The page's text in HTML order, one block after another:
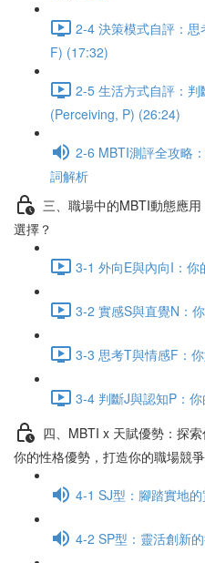
2-4 決策模式自評：
F) (17:32)
2-5 生活方式自評：
(Perceiving, P) (26:24)
2-6 MBTI測評全攻略
詞解析
三、職場中的MBTI動態應
選擇？
3-1 外向E與內向I：
3-2 實感S與直覺N：
3-3 思考T與情感F：
3-4 判斷J與認知P：
四、MBTI x 天賦優勢：探
你的性格優勢，打造你的職場競
4-1 SJ型：腳踏實地
4-2 SP型：靈活創新